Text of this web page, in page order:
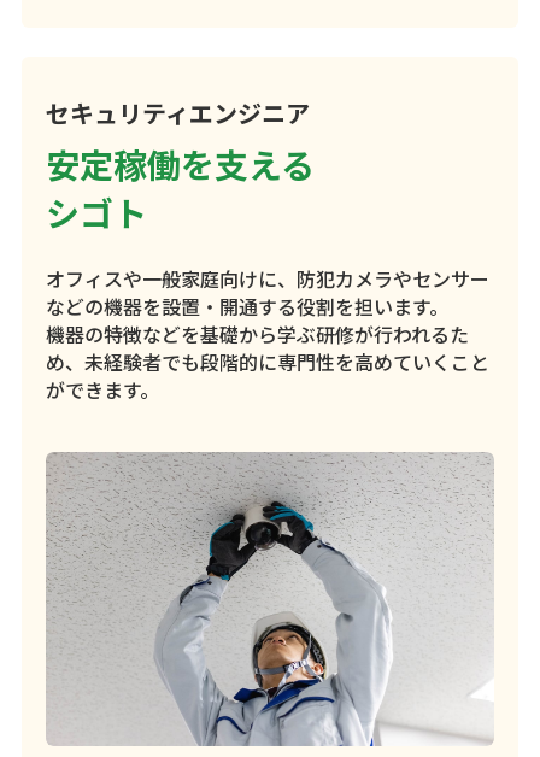
セキュリティエンジニア
安定稼働を支える
シゴト
オフィスや一般家庭向けに、防犯カメラやセンサー
などの機器を設置・開通する役割を担います。
機器の特徴などを基礎から学ぶ研修が行われるた
め、未経験者でも段階的に専門性を高めていくこと
ができます。